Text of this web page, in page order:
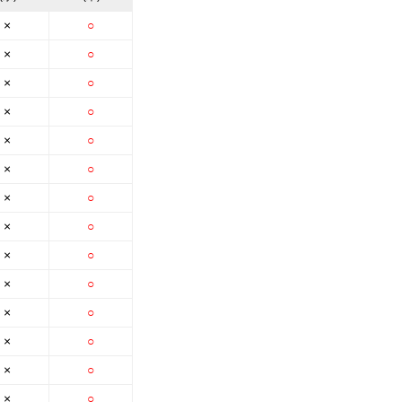
×
×
×
×
×
×
×
×
×
×
×
×
×
×
○
○
○
○
○
○
○
○
○
○
○
○
○
○